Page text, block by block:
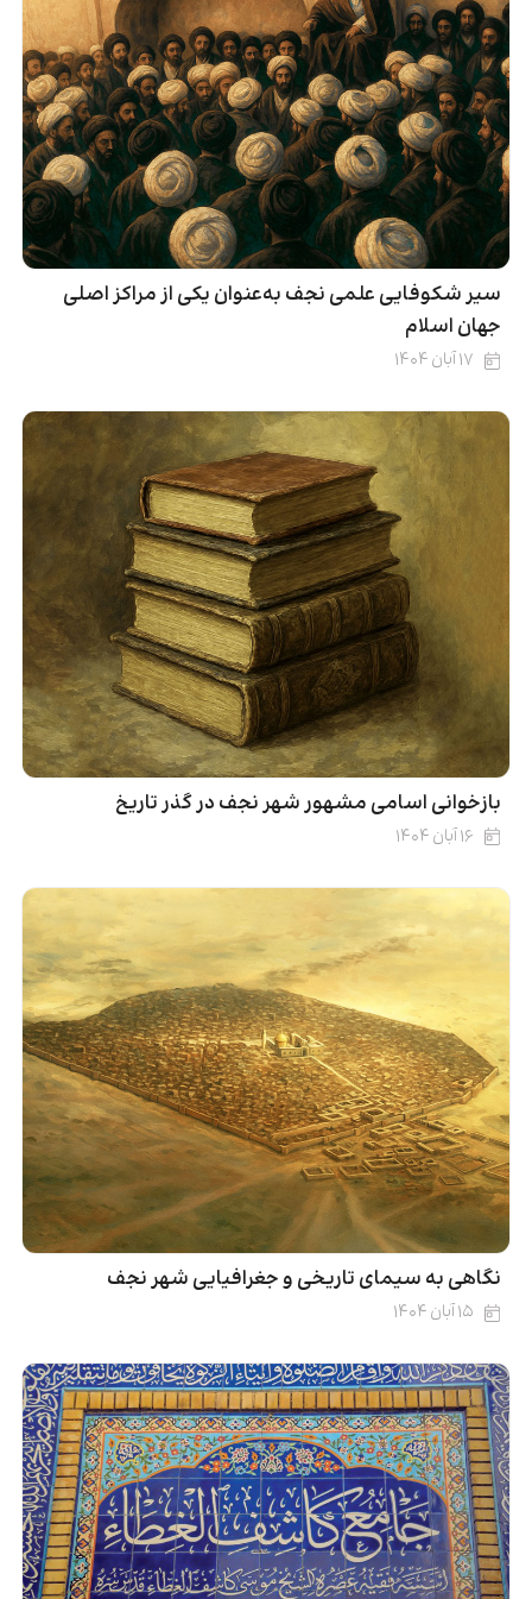
سیر شکوفایی علمی نجف به‌عنوان یکی از مراکز اصلی
جهان اسلام
۱۷ آبان ۱۴۰۴
بازخوانی اسامی مشهور شهر نجف در گذر تاریخ
۱۶ آبان ۱۴۰۴
نگاهی به سیمای تاریخی و جغرافیایی شهر نجف
۱۵ آبان ۱۴۰۴